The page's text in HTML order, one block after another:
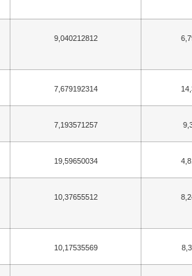
9,040212812
7,679192314
7,193571257
19,59650034
10,37655512
10,17535569